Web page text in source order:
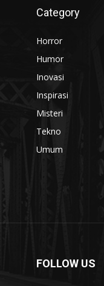
Category
Horror
Humor
Inovasi
Inspirasi
Misteri
Tekno
Umum
FOLLOW US